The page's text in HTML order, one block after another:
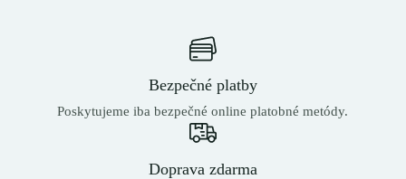
Bezpečné platby
Poskytujeme iba bezpečné online platobné metódy.
Doprava zdarma